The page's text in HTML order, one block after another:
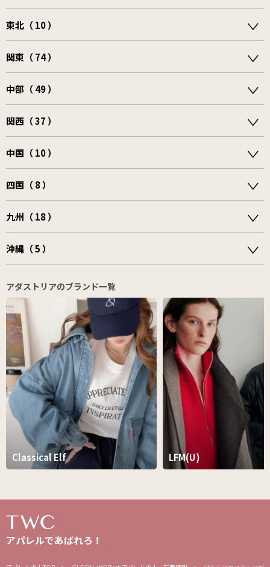
東北（ 10 ）
関東（ 74 ）
中部（ 49 ）
関西（ 37 ）
中国（ 10 ）
四国（ 8 ）
九州（ 18 ）
沖縄（ 5 ）
アダストリアのブランド一覧
Classical Elf LFM(U)
アパレルであばれろ！